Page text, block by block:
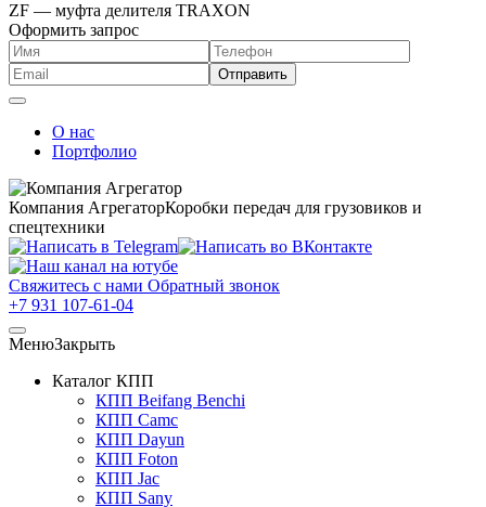
ZF — муфта делителя TRAXON
Оформить запрос
О нас
Портфолио
Компания АгрегаторКоробки передач для грузовиков и
спецтехники
Свяжитесь с нами Обратный звонок
+7 931 107-61-04
МенюЗакрыть
Каталог КПП
КПП Beifang Benchi
КПП Camc
КПП Dayun
КПП Foton
КПП Jac
КПП Sany